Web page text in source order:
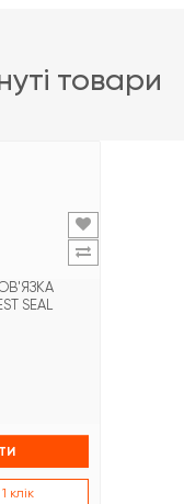
товари
SEAL
клік